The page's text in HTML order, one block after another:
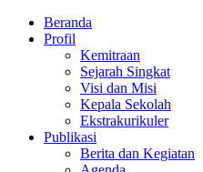
Beranda
Profil
Kemitraan
Sejarah Singkat
Visi dan Misi
Kepala Sekolah
Ekstrakurikuler
Publikasi
Berita dan Kegiatan